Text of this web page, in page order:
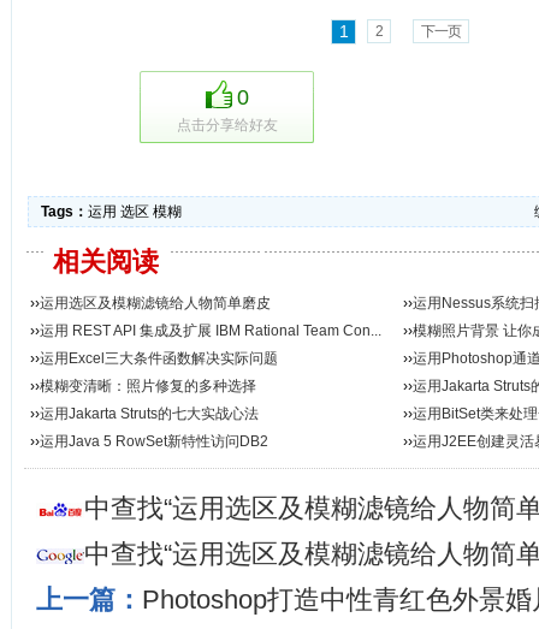
1 2 下一页
0
点击分享给好友
Tags： 运用 选区 模糊
相关阅读
››运用选区及模糊滤镜给人物简单磨皮 ››运用Nessus系统扫
››运用 REST API 集成及扩展 IBM Rational Team Con... ››模糊照片背景 让你
››运用Excel三大条件函数解决实际问题 ››运用Photoshop通
››模糊变清晰：照片修复的多种选择 ››运用Jakarta Struts
››运用Jakarta Struts的七大实战心法 ››运用BitSet类来处
››运用Java 5 RowSet新特性访问DB2 ››运用J2EE创建灵
中查找“运用选区及模糊滤镜给人物简
中查找“运用选区及模糊滤镜给人物简
上一篇： Photoshop打造中性青红色外景婚